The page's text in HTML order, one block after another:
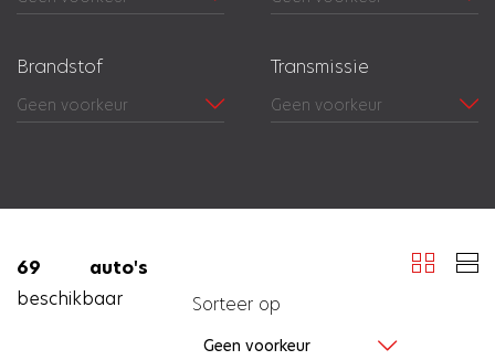
Brandstof Transmissie
69 auto's
beschikbaar
Sorteer op